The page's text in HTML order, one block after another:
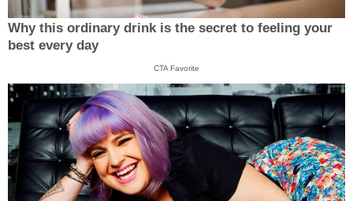
Why this ordinary drink is the secret to feeling your
best every day
CTA Favorite